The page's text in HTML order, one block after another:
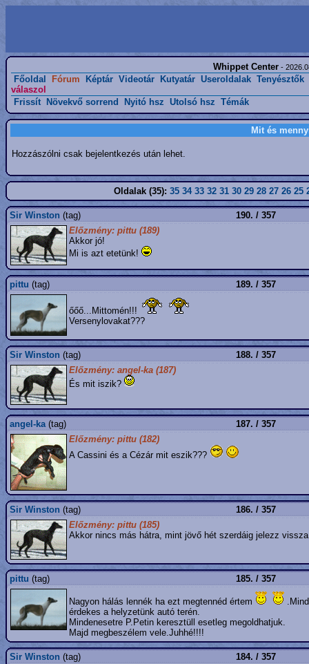
Whippet Center -
Főoldal Fórum Képtár Videotár Kutyatár Useroldalak Tenyésztők
válaszol
Frissít
Növekvő sorrend Nyitó hsz Utolsó hsz Témák
Mit és
Hozzászólni csak bejelentkezés után lehet.
Oldalak (35): 35 34 33 32 31 30 29 28 27 26 25
Sir Winston (tag)
190. / 357
Előzmény: pittu (189)
Akkor jó!
Mi is azt etetünk!
pittu (tag) 189. / 357
őőő...Mittomén!!!
Versenylovakat???
Sir Winston (tag)
188. / 357
Előzmény: angel-ka (187)
És mit iszik?
angel-ka(tag)
187. / 357
Előzmény: pittu (182)
A Cassini és a Cézár mit eszik???
Sir Winston (tag)
186. / 357
Előzmény: pittu (185)
Akkor nincs más hátra, mint jövő hét szerdáig jelezz
pittu (tag) 185. / 357
Nagyon hálás lennék ha ezt megtennéd értem
érdekes a helyzetünk autó terén.
Mindenesetre P.Petin keresztüll esetleg megoldhatjuk.
Majd megbeszélem vele.Juhhé!!!!
Sir Winston (tag)
184. / 357